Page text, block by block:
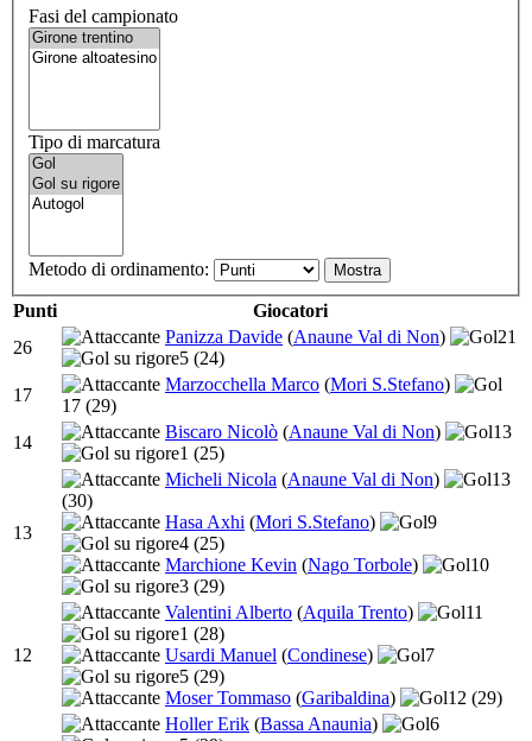
Fasi del campionato
Tipo di marcatura
Metodo di ordinamento:
Punti
Giocatori
26
Panizza Davide (Anaune Val di Non)
21
5 (24)
17
Marzocchella Marco (Mori S.Stefano)
17 (29)
14
Biscaro Nicolò (Anaune Val di Non)
13
1 (25)
13
Micheli Nicola (Anaune Val di Non)
13
(30)
Hasa Axhi (Mori S.Stefano)
9
4 (25)
Marchione Kevin (Nago Torbole)
10
3 (29)
12
Valentini Alberto (Aquila Trento)
11
1 (28)
Usardi Manuel (Condinese)
7
5 (29)
Moser Tommaso (Garibaldina) 12 (29)
Holler Erik (Bassa Anaunia)
6